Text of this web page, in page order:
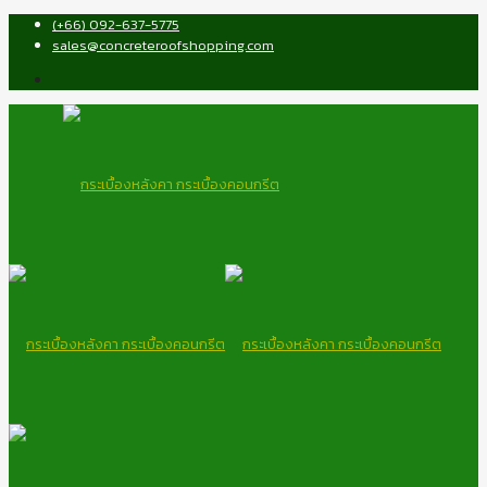
(+66) 092-637-5775
sales@concreteroofshopping.com